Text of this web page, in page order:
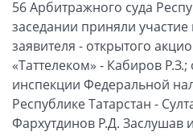
56 Арбитражного суда
заседании приняли участие
заявителя - открытого
«Таттелеком» - Кабиров
инспекции Федеральной
Республике Татарстан -
Фархутдинов Р.Д. Заслушав